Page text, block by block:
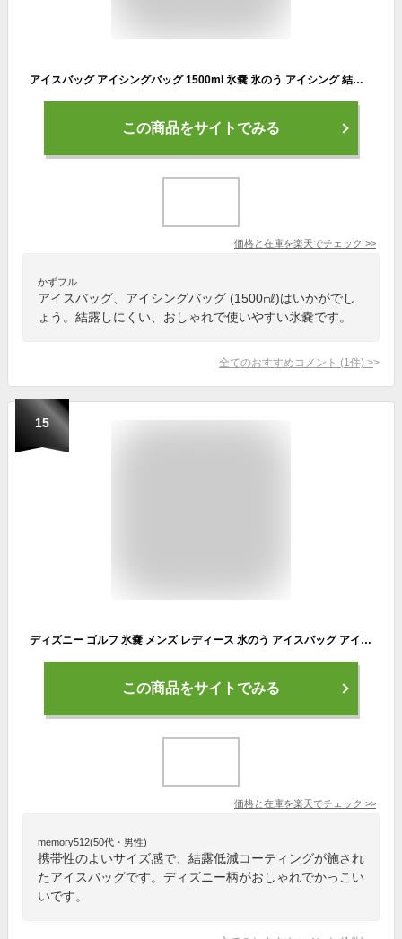
アイスバッグ アイシングバッグ 1500ml 氷嚢 氷のう アイシング 結露なし おすすめ かわいい おしゃれ ゴルフ 暑さ対策
この商品をサイトでみる
価格と在庫を楽天でチェック >>
かずフル
アイスバッグ、アイシングバッグ (1500㎖)はいかがでし
ょう。結露しにくい、おしゃれで使いやすい氷嚢です。
全てのおすすめコメント (1 件) >
15
ディズニー ゴルフ 氷嚢 メンズ レディース 氷のう アイスバッグ アイシング 暑さ対策 熱中症対策 総柄 ブランド XYMG4SE1 DISNEY
この商品をサイトでみる
価格と在庫を楽天でチェック >>
memory512(50代・男性)
携帯性のよいサイズ感で、結露低減コーティングが施され
たアイスバッグです。ディズニー柄がおしゃれでかっこい
いです。